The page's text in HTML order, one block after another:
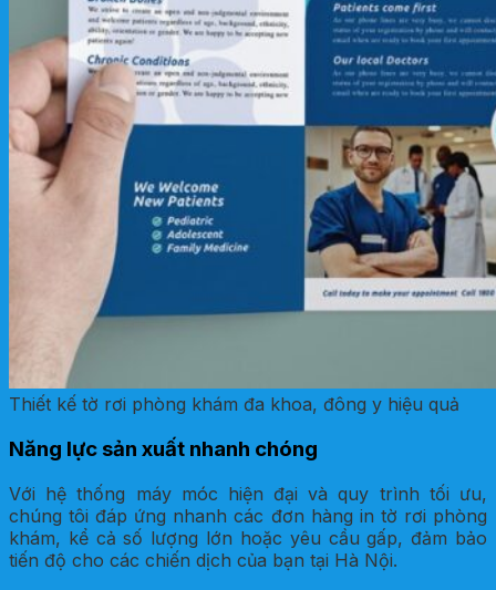
Thiết kế tờ rơi phòng khám đa khoa, đông y hiệu quả
Năng lực sản xuất nhanh chóng
Với hệ thống máy móc hiện đại và quy trình tối ưu,
chúng tôi đáp ứng nhanh các đơn hàng in tờ rơi phòng
khám, kể cả số lượng lớn hoặc yêu cầu gấp, đảm bảo
tiến độ cho các chiến dịch của bạn tại Hà Nội.